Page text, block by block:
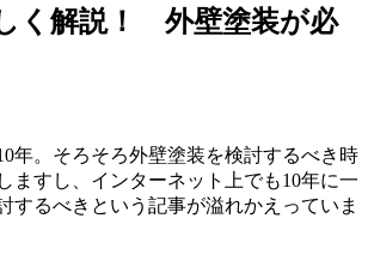
く解説！ 外壁塗装が必
年。そろそろ外壁塗装を検討するべき時
ますし、インターネット上でも10年に一
するべきという記事が溢れかえっていま